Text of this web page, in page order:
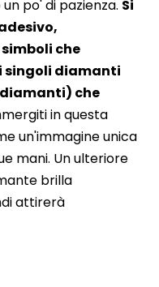
po' di pazienza. Si
che
singoli diamanti
che
in questa
un'immagine unica
mani. Un ulteriore
brilla
attirerà